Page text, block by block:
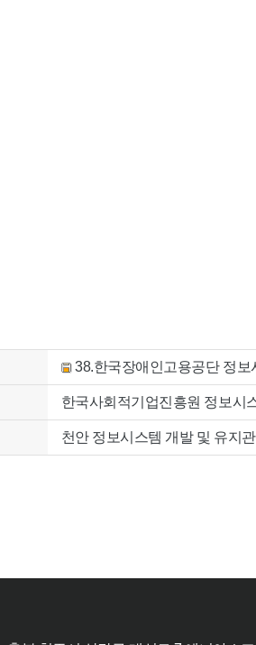
38.한국장애인고용공단 정
한국사회적기업진흥원 정보시
천안 정보시스템 개발 및 유지